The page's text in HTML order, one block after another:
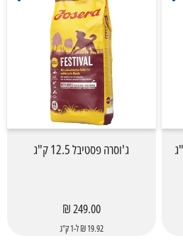
ג'וסרה פסטיבל 12.5 ק"ג
249.00 ₪
19.92 ₪ ל-1 ק"ג